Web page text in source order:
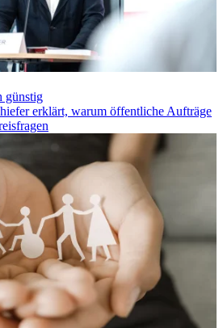
günstig
erklärt, warum öffentliche Aufträge